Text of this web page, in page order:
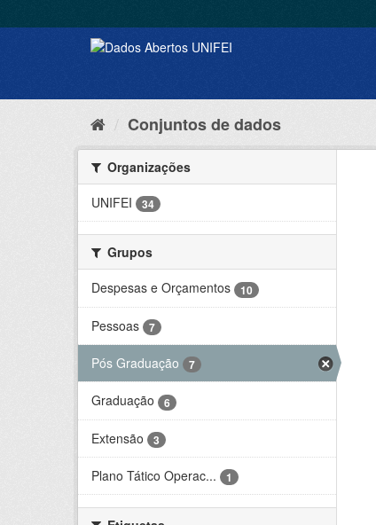
Conjuntos de dados
Organizações
UNIFEI
34
Grupos
Despesas e Orçamentos
10
Pessoas 7
Pós Graduação 7
Graduação 6
Extensão 3
Plano Tático Operac... 1